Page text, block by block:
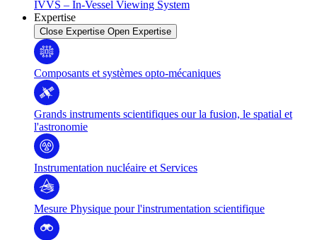
IVVS – In-Vessel Viewing System
Expertise
Close Expertise Open Expertise
Composants et systèmes opto-mécaniques
Grands instruments scientifiques our la fusion, le spatial et
l'astronomie
Instrumentation nucléaire et Services
Mesure Physique pour l'instrumentation scientifique